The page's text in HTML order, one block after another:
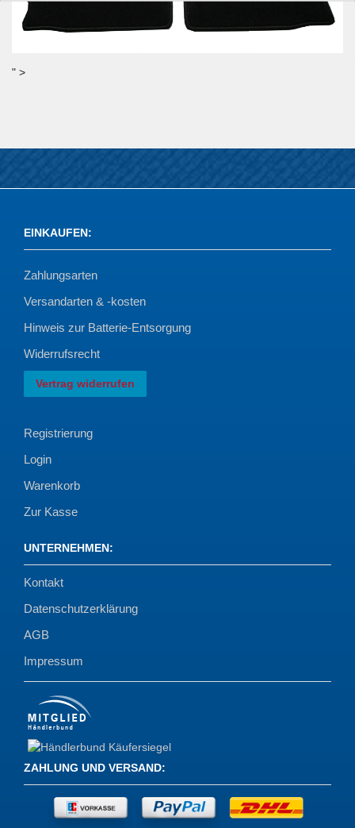
" >
EINKAUFEN:
Zahlungsarten
Versandarten & -kosten
Hinweis zur Batterie-Entsorgung
Widerrufsrecht
Vertrag widerrufen
Registrierung
Login
Warenkorb
Zur Kasse
UNTERNEHMEN:
Kontakt
Datenschutzerklärung
AGB
Impressum
ZAHLUNG UND VERSAND: